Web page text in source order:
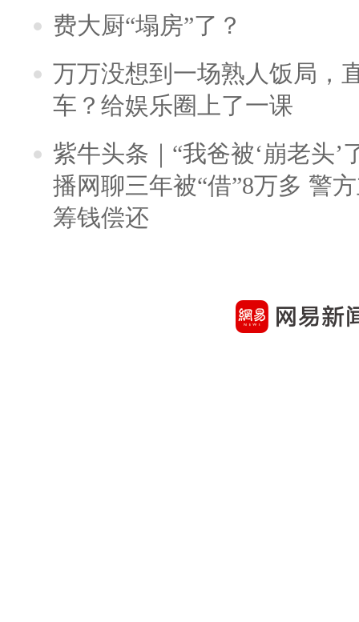
费大厨“塌房”了？
万万没想到一场熟人饭局，
车？给娱乐圈上了一课
紫牛头条｜“我爸被‘崩老头’
播网聊三年被“借”8万多 警
筹钱偿还